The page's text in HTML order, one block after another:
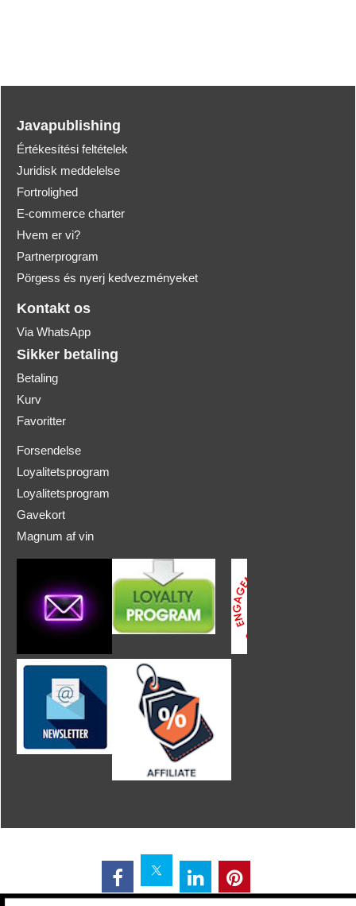
Javapublishing
Értékesítési feltételek
Juridisk meddelelse
Fortrolighed
E-commerce charter
Hvem er vi?
Partnerprogram
Pörgess és nyerj kedvezményeket
Kontakt os
Via WhatsApp
Sikker betaling
Betaling
Kurv
Favoritter
Forsendelse
Loyalitetsprogram
Loyalitetsprogram
Gavekort
Magnum af vin